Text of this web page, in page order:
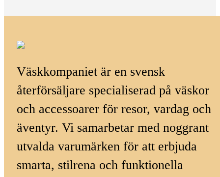
Väskkompaniet är en svensk
återförsäljare specialiserad på väskor
och accessoarer för resor, vardag och
äventyr. Vi samarbetar med noggrant
utvalda varumärken för att erbjuda
smarta, stilrena och funktionella